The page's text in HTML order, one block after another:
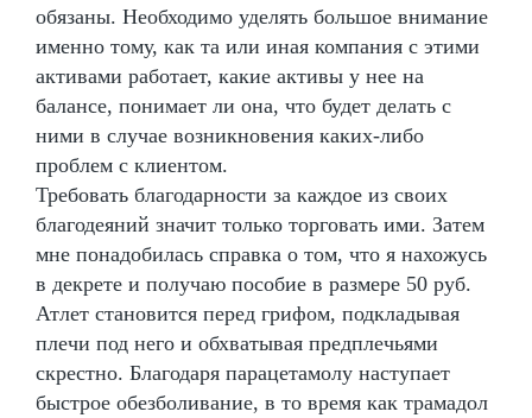
обязаны. Необходимо уделять большое внимание
именно тому, как та или иная компания с этими
активами работает, какие активы у нее на
балансе, понимает ли она, что будет делать с
ними в случае возникновения каких-либо
проблем с клиентом.
Требовать благодарности за каждое из своих
благодеяний значит только торговать ими. Затем
мне понадобилась справка о том, что я нахожусь
в декрете и получаю пособие в размере 50 руб.
Атлет становится перед грифом, подкладывая
плечи под него и обхватывая предплечьями
скрестно. Благодаря парацетамолу наступает
быстрое обезболивание, в то время как трамадол